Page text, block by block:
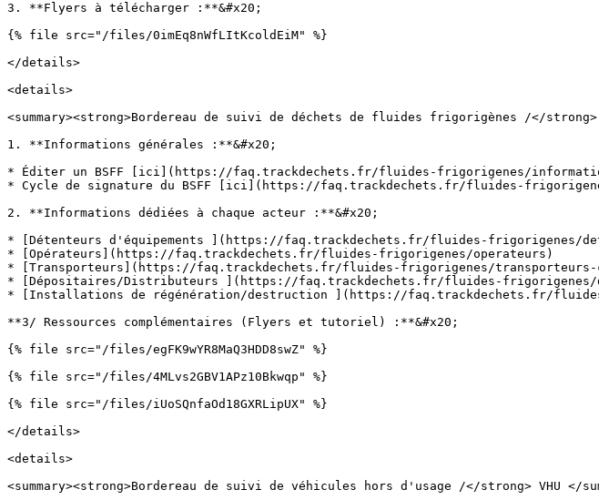
3. **Flyers à télécharger :**&#x20;
{% file src="/files/0imEq8nWfLItKcoldEiM" %}
</details>
<details>
<summary><strong>Bordereau de suivi de déchets de fluides frigorigènes /</strong>
1. **Informations générales :**&#x20;
* Éditer un BSFF [ici](https://faq.trackdechets.fr/fluides-frigorigenes/
* Cycle de signature du BSFF [ici](https://faq.trackdechets.fr/fluides-
2. **Informations dédiées à chaque acteur :**&#x20;
* [Détenteurs d'équipements ](https://faq.trackdechets.fr/fluides-frigorigenes/
* [Opérateurs](https://faq.trackdechets.fr/fluides-frigorigenes/operateurs)
* [Transporteurs](https://faq.trackdechets.fr/fluides-frigorigenes/transporteurs-
* [Dépositaires/Distributeurs ](https://faq.trackdechets.fr/fluides-frigorigenes/
* [Installations de régénération/destruction ](https://faq.trackdechets.fr/
**3/ Ressources complémentaires (Flyers et tutoriel) :**&#x20;
{% file src="/files/egFK9wYR8MaQ3HDD8swZ" %}
{% file src="/files/4MLvs2GBV1APz10Bkwqp" %}
{% file src="/files/iUoSQnfaOd18GXRLipUX" %}
</details>
<details>
<summary><strong>Bordereau de suivi de véhicules hors d'usage /</strong> VHU </